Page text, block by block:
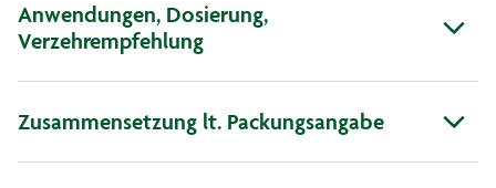
Anwendungen, Dosierung,
Verzehrempfehlung
Zusammensetzung lt. Packungsangabe